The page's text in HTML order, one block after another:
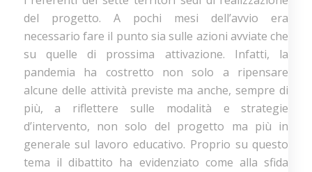
del progetto. A pochi mesi dell’avvio era
necessario fare il punto sia sulle azioni avviate che
su quelle di prossima attivazione. Infatti, la
pandemia ha costretto non solo a ripensare
alcune delle attività previste ma anche, sempre di
più, a riflettere sulle modalità e strategie
d’intervento, non solo del progetto ma più in
generale sul lavoro educativo. Proprio su questo
tema il dibattito ha evidenziato come alla sfida